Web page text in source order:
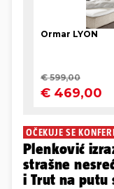
OČEKUJE SE
Plenković
strašne
i Trut na putu